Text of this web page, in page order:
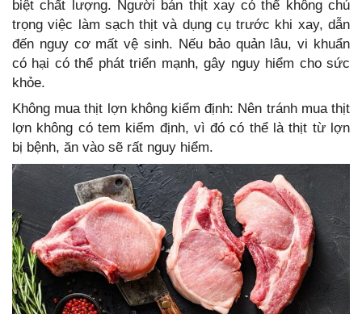
biệt chất lượng. Người bán thịt xay có thể không chú
trọng việc làm sạch thịt và dụng cụ trước khi xay, dẫn
đến nguy cơ mất vệ sinh. Nếu bảo quản lâu, vi khuẩn
có hại có thể phát triển mạnh, gây nguy hiểm cho sức
khỏe.
Không mua thịt lợn không kiểm định: Nên tránh mua thịt
lợn không có tem kiểm định, vì đó có thể là thịt từ lợn
bị bệnh, ăn vào sẽ rất nguy hiểm.